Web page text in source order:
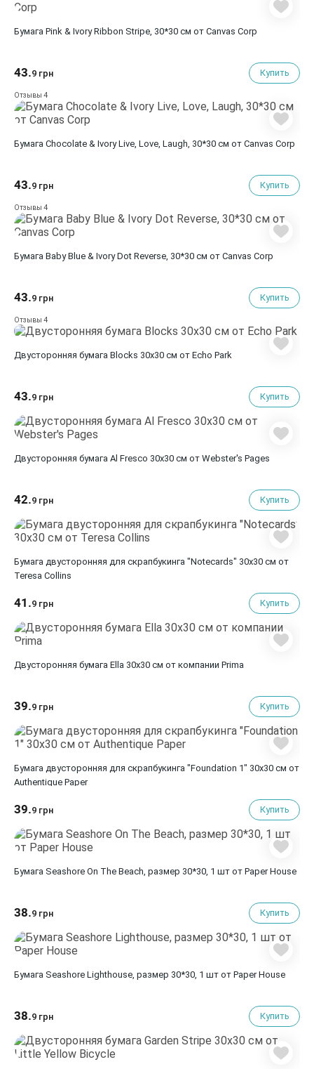
Бумага Pink & Ivory Ribbon Stripe, 30*30 см от Canvas Corp
43.9 грн Купить
Отзывы 4
Бумага Chocolate & Ivory Live, Love, Laugh, 30*30 см от Canvas Corp
43.9 грн Купить
Отзывы 4
Бумага Baby Blue & Ivory Dot Reverse, 30*30 см от Canvas Corp
43.9 грн Купить
Отзывы 4
Двусторонняя бумага Blocks 30х30 см от Echo Park
43.9 грн Купить
Двусторонняя бумага Al Fresco 30х30 см от Webster's Pages
42.9 грн Купить
Бумага двусторонняя для скрапбукинга "Notecards" 30х30 см от
Teresa Collins
41.9 грн Купить
Двусторонняя бумага Ella 30х30 см от компании Prima
39.9 грн Купить
Бумага двусторонняя для скрапбукинга "Foundation 1" 30х30 см от
Authentique Paper
39.9 грн Купить
Бумага Seashore On The Beach, размер 30*30, 1 шт от Paper House
38.9 грн Купить
Бумага Seashore Lighthouse, размер 30*30, 1 шт от Paper House
38.9 грн Купить